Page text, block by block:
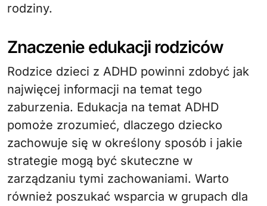
rodziny.
Znaczenie edukacji rodziców
Rodzice dzieci z ADHD powinni zdobyć jak
najwięcej informacji na temat tego
zaburzenia. Edukacja na temat ADHD
pomoże zrozumieć, dlaczego dziecko
zachowuje się w określony sposób i jakie
strategie mogą być skuteczne w
zarządzaniu tymi zachowaniami. Warto
również poszukać wsparcia w grupach dla